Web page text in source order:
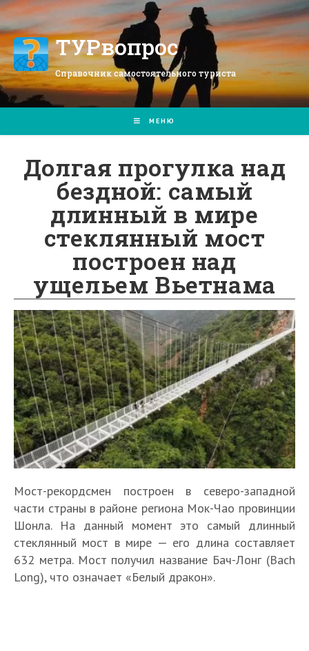
Перейти
к
содержимомуТУРвопрос
Справочник самостоятельного туриста
МЕНЮ
Долгая прогулка над
бездной: самый
длинный в мире
стеклянный мост
построен над
ущельем Вьетнама
Мост-рекордсмен построен в северо-западной
части страны в районе региона Мок-Чао провинции
Шонла. На данный момент это самый длинный
стеклянный мост в мире — его длина составляет
632 метра. Мост получил название Бач-Лонг (Bach
Long), что означает «Белый дракон».